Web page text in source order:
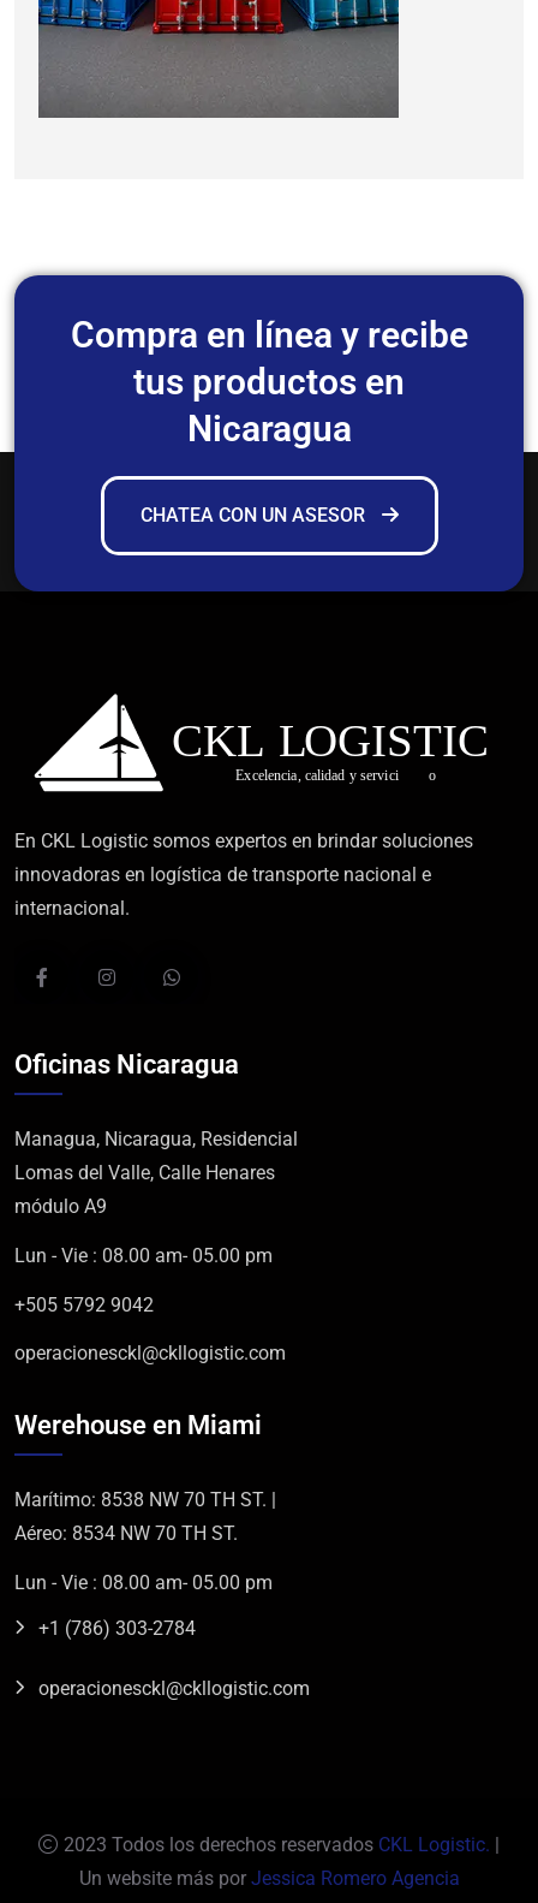
Compra en línea y recibe
tus productos en
Nicaragua
CHATEA CON UN ASESOR
En CKL Logistic somos expertos en brindar soluciones
innovadoras en logística de transporte nacional e
internacional.
Oficinas Nicaragua
Managua, Nicaragua, Residencial
Lomas del Valle, Calle Henares
módulo A9
Lun - Vie : 08.00 am- 05.00 pm
+505 5792 9042
operacionesckl@ckllogistic.com
Werehouse en Miami
Marítimo: 8538 NW 70 TH ST. |
Aéreo: 8534 NW 70 TH ST.
Lun - Vie : 08.00 am- 05.00 pm
+1 (786) 303-2784
operacionesckl@ckllogistic.com
2023 Todos los derechos reservados CKL Logistic. |
Un website más porJessica Romero Agencia